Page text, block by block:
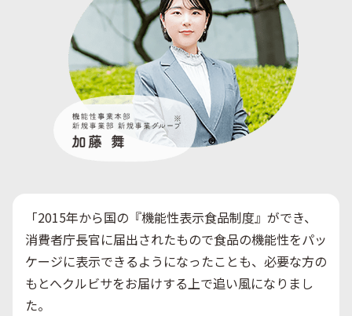
「2015年から国の『機能性表示食品制度』ができ、
消費者庁長官に届出されたもので食品の機能性をパッ
ケージに表示できるようになったことも、必要な方の
もとへクルビサをお届けする上で追い風になりまし
た。